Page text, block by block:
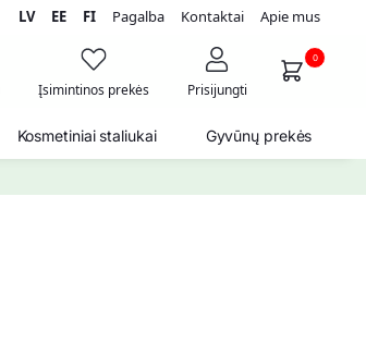
LV EE FI Pagalba Kontaktai Apie mus
Įsimintinos prekės Prisijungti
0
Kosmetiniai staliukai Gyvūnų prekės